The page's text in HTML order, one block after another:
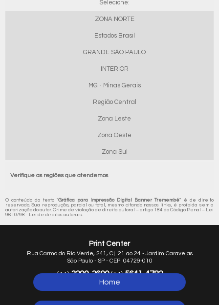
Selecione:
ZONA NORTE
Estados Brasil
GRANDE SÃO PAULO
INTERIOR
MG - Minas Gerais
Região Central
Zona Leste
Zona Oeste
Zona Sul
Verifique as regiões que atendemos
O conteúdo do texto "Gráfica para Impressão Digital Banner Tremembé" é de direito
reservado. Sua reprodução, parcial ou total, mesmo citando nossos links, é proibida sem a
autorização do autor. Crime de violação de direito autoral – artigo 184 do Código Penal – Lei
9610/98 - Lei de direitos autorais.
Print Center
Rua Carmo do Rio Verde, 241, Cj. 21 ao 24 - Jardim Caravelas
São Paulo - SP - CEP: 04729-010
(11)3299-3600(11)5641-4782
5641-1254
Home